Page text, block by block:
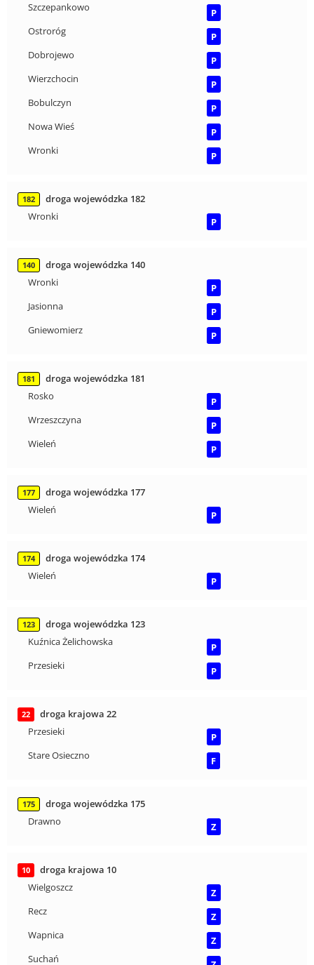
Szczepankowo
P
Ostroróg
P
Dobrojewo
P
Wierzchocin
P
Bobulczyn
P
Nowa Wieś
P
Wronki
P
182
droga wojewódzka 182
Wronki
P
140
droga wojewódzka 140
Wronki
P
Jasionna
P
Gniewomierz
P
181
droga wojewódzka 181
Rosko
P
Wrzeszczyna
P
Wieleń
P
177
droga wojewódzka 177
Wieleń
P
174
droga wojewódzka 174
Wieleń
P
123
droga wojewódzka 123
Kuźnica Żelichowska
P
Przesieki
P
22
droga krajowa 22
Przesieki
P
Stare Osieczno
F
175
droga wojewódzka 175
Drawno
Z
10
droga krajowa 10
Wielgoszcz
Z
Recz
Z
Wapnica
Z
Suchań